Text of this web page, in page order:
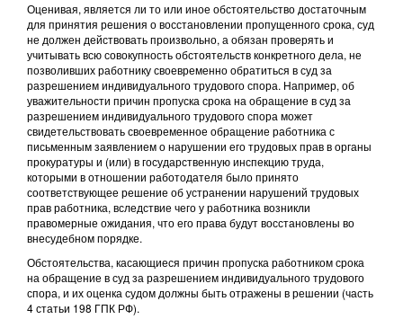
Оценивая, является ли то или иное обстоятельство достаточным
для принятия решения о восстановлении пропущенного срока, суд
не должен действовать произвольно, а обязан проверять и
учитывать всю совокупность обстоятельств конкретного дела, не
позволивших работнику своевременно обратиться в суд за
разрешением индивидуального трудового спора. Например, об
уважительности причин пропуска срока на обращение в суд за
разрешением индивидуального трудового спора может
свидетельствовать своевременное обращение работника с
письменным заявлением о нарушении его трудовых прав в органы
прокуратуры и (или) в государственную инспекцию труда,
которыми в отношении работодателя было принято
соответствующее решение об устранении нарушений трудовых
прав работника, вследствие чего у работника возникли
правомерные ожидания, что его права будут восстановлены во
внесудебном порядке.
Обстоятельства, касающиеся причин пропуска работником срока
на обращение в суд за разрешением индивидуального трудового
спора, и их оценка судом должны быть отражены в решении (часть
4 статьи 198 ГПК РФ).